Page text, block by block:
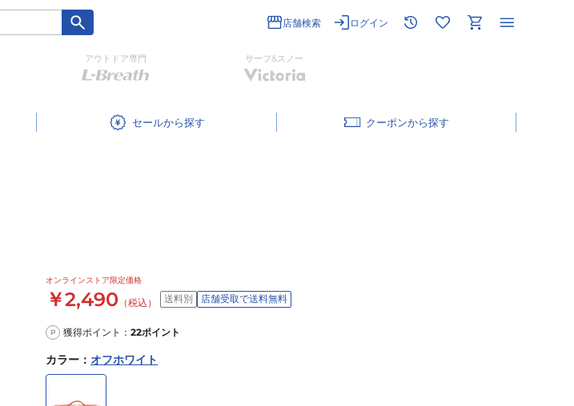
店舗検索 ログイン
アウトドア専門 サーフ&スノー
セール クーポン
オンラインストア限定価格
￥2,490 （税込） 送料別 店舗受取で送料無料
P 獲得ポイント： 22ポイント
カラー ： オフホワイト